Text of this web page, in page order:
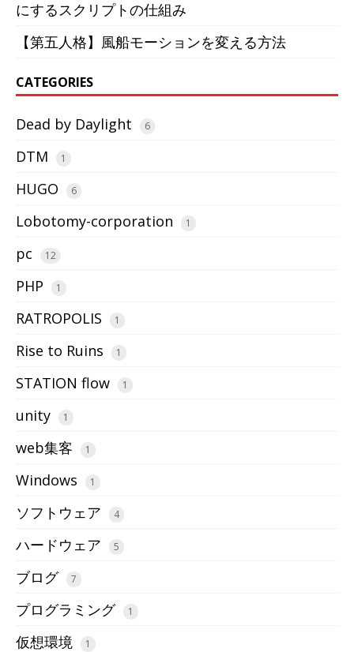
にするスクリプトの仕組み
【第五人格】風船モーションを変える方法
CATEGORIES
Dead by Daylight 6
DTM 1
HUGO 6
Lobotomy-corporation 1
pc 12
PHP 1
RATROPOLIS 1
Rise to Ruins 1
STATION flow 1
unity 1
web集客 1
Windows 1
ソフトウェア 4
ハードウェア 5
ブログ 7
プログラミング 1
仮想環境 1